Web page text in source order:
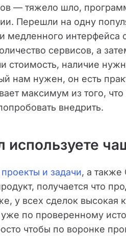
— тяжело шло,
Перешли на одну
медленного интерфейса
сервисов, а
стоимость, наличие
нам нужен, он есть
максимум из того,
внедрить.
проекты и задачи, а также
получается что
у всех сделок высокая
по проверенному
чтобы по воронке